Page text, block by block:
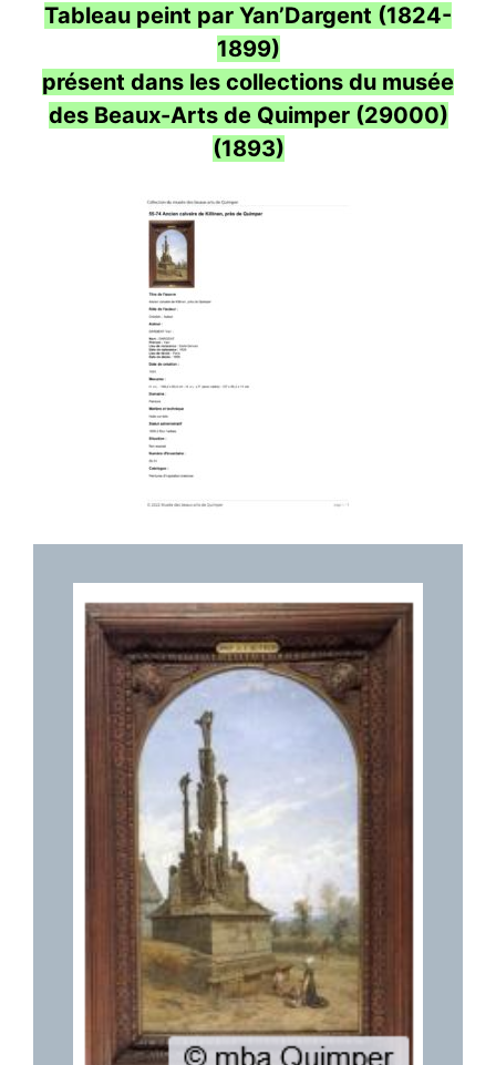
Tableau peint par Yan’Dargent (1824-
1899)
présent dans les collections du musée
des Beaux-Arts de Quimper (29000)
(1893)